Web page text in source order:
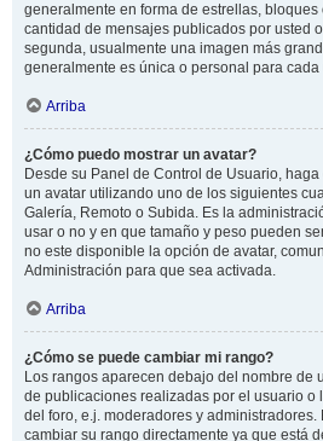
generalmente en forma de estrellas,
cantidad de mensajes publicados por usted
segunda, usualmente una imagen más
generalmente es única o personal para cada
Arriba
¿Cómo puedo mostrar un avatar?
Desde su Panel de Control de Usuario,
un avatar utilizando uno de los siguientes
Galería, Remoto o Subida. Es la
usar o no y en que tamaño y peso pueden
no este disponible la opción de avatar,
Administración para que sea activada.
Arriba
¿Cómo se puede cambiar mi rango?
Los rangos aparecen debajo del nombre de
de publicaciones realizadas por el usuario o
del foro, e.j. moderadores y administradores.
cambiar su rango directamente ya que está